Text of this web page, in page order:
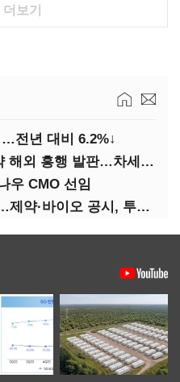
보기
전년 대비 6.2%↓
SK바이오팜, 뇌전증 신약 해외 흥행 발판…차세대 신약 개발 속도
우 CMO 선임
중단된 신약까지 한눈에…제약·바이오 공시, 투명해진다